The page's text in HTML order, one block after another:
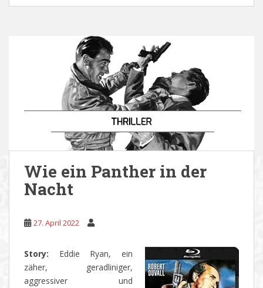
Wie ein Panther in der
Nacht
27. April 2022
Story: Eddie Ryan, ein
zäher, geradliniger,
aggressiver und